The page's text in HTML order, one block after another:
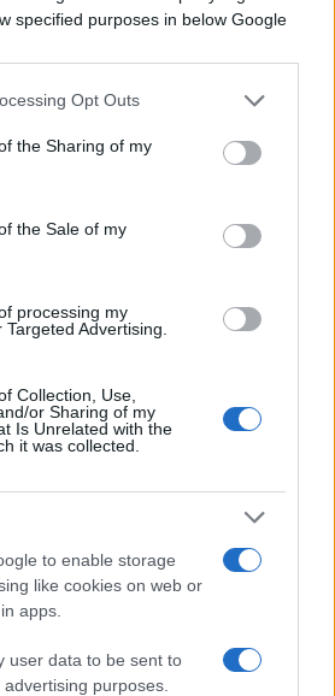
specified purposes in below Google
Opt Outs
the Sharing of my
the Sale of my
processing my
Advertising.
Collection, Use,
or Sharing of my
Is Unrelated with the
it was collected.
to enable storage
like cookies on web or
apps.
user data to be sent to
purposes.
degli utenti, etc.
cui piattaforme come
basato parte del loro
contro le Big Techin cui a
degli utenti ora c’è anche
queste grandi aziende.
per scandali inerenti
dei dati dei singoli
network al centro di una
è arrivato, all’interno
la conferma che per la prima
ha vistoscendere il